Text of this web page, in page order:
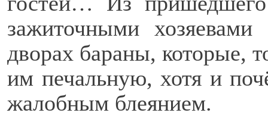
зажиточными
дворах бараны, которые,
им печальную, хотя и
жалобным блеянием.